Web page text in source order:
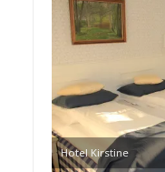
Hotel Kirstine